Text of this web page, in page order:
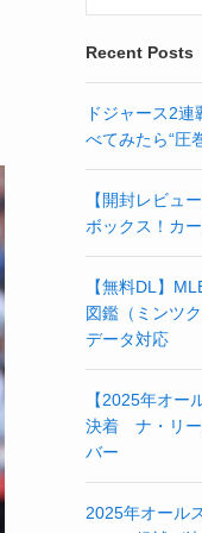
Recent Posts
ドジャース2
べてみたら“圧
【開封レビュ
ボックス！カ
【無料DL】
図鑑（ミンツ
データ対応
【2025年オー
決着 ナ・リー
バー
2025年オール